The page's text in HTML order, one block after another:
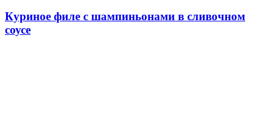
Куриное филе с шампиньонами в сливочном
соусе